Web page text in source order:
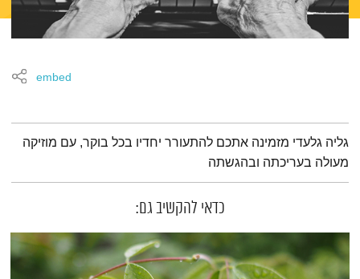
embed
תמצית הפודקאסט
גליה גלעדי מזמינה אתכם להתעורר יחדיו בכל בוקר, עם מוזיקה
מעולה בעריכתה ובהגשתה
כדאי להקשיב גם: